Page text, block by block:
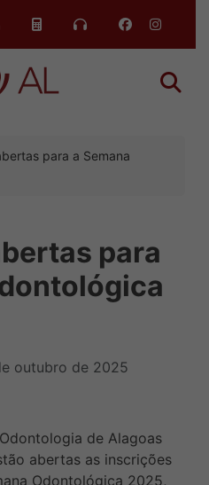
para a Semana
para
outubro de 2025
de Alagoas
abertas as inscrições
Odontológica 2025,